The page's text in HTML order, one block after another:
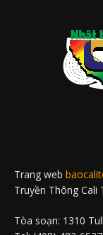
Trang web
Truyền Thông Cali
Tòa soạn: 1310